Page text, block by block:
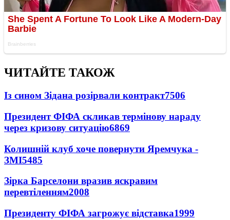
ЧИТАЙТЕ ТАКОЖ
Із сином Зідана розірвали контракт7506
Президент ФІФА скликав термінову нараду
через кризову ситуацію6869
Колишній клуб хоче повернути Яремчука -
ЗМІ5485
Зірка Барселони вразив яскравим
перевтіленням2008
Президенту ФІФА загрожує відставка1999